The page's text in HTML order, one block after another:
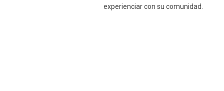
experienciar con su comunidad.